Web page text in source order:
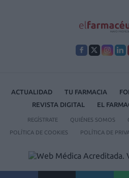
ACTUALIDAD TU FARMACIA
REVISTA DIGITAL
EL
REGÍSTRATE QUIÉNES SOMOS
POLÍTICA DE COOKIES POLÍTICA DE